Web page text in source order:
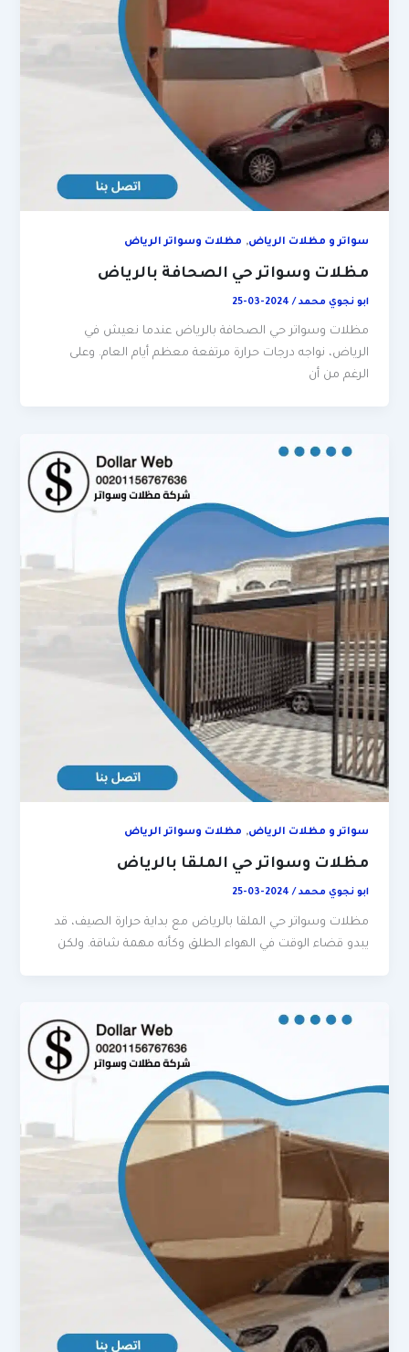
سواتر و مظلات الرياض, مظلات وسواتر الرياض
مظلات وسواتر حي الصحافة بالرياض
ابو نجوي محمد/
2024-03-25
مظلات وسواتر حي الصحافة بالرياض عندما نعيش في
الرياض، نواجه درجات حرارة مرتفعة معظم أيام العام. وعلى
الرغم من أن
سواتر و مظلات الرياض, مظلات وسواتر الرياض
مظلات وسواتر حي الملقا بالرياض
ابو نجوي محمد/
2024-03-25
مظلات وسواتر حي الملقا بالرياض مع بداية حرارة الصيف، قد
يبدو قضاء الوقت في الهواء الطلق وكأنه مهمة شاقة. ولكن